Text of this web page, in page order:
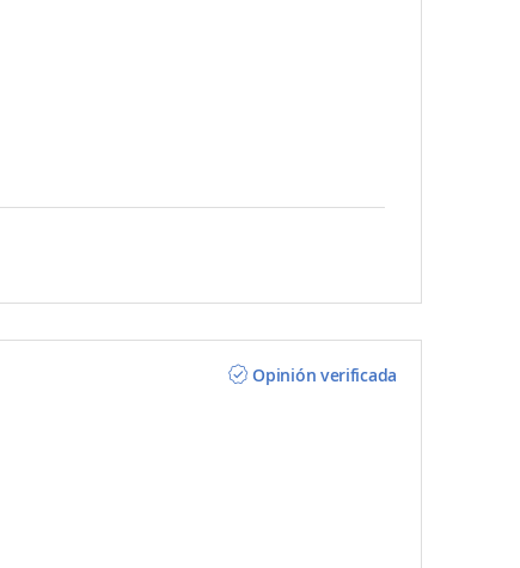
Opinión verificada